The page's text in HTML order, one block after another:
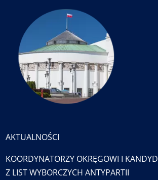
AKTUALNOŚCI
KOORDYNATORZY OKRĘGOWI I
Z LIST WYBORCZYCH ANTYPARTII